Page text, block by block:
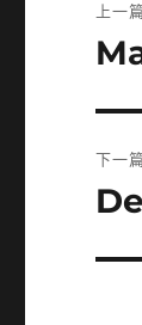
章
上一
上
篇
文
下一
下
篇